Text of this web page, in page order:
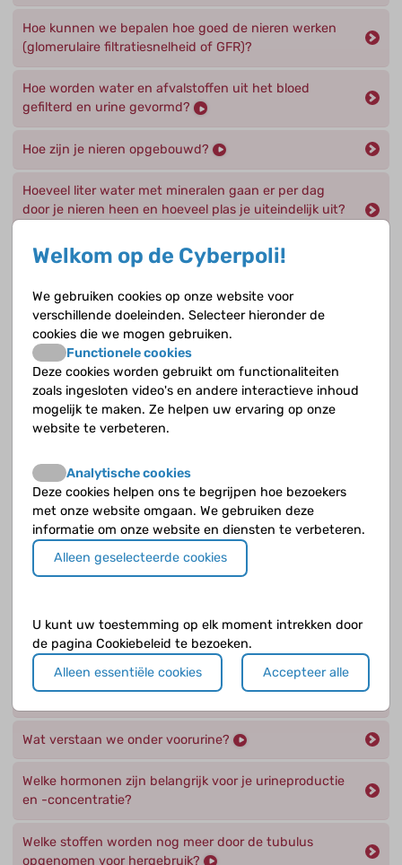
Hoe kunnen we bepalen hoe goed de nieren werken
(glomerulaire filtratiesnelheid of GFR)?
Hoe worden water en afvalstoffen uit het bloed
gefilterd en urine gevormd?
Hoe zijn je nieren opgebouwd?
Hoeveel liter water met mineralen gaan er per dag
door je nieren heen en hoeveel plas je uiteindelijk uit?
Uit welke delen bestaat de tubulus?
Wat doen de nefronen, de werkeenheden van je
nieren, precies?
Wat doen de nieren precies?
Wat gebeurt er met de voorurine in de lis van Henle ?
gedeelte en de verzamelbuis (c)?
Wat gebeurt er met de voorurine in het proximale
gedeelte van de tubulus ?
Wat gebeurt er precies in de glomerulus
Wat is de functie van de tubulus?
Wat is de invloed van je nieren op je hersenen en
Wat verstaan we onder voorurine?
Welke hormonen zijn belangrijk voor je urineproductie
en -concentratie?
Welke stoffen worden nog meer door de tubulus
opgenomen voor hergebruik?
Welkom op de Cyberpoli!
We gebruiken cookies op onze website voor
verschillende doeleinden. Selecteer hieronder de
cookies die we mogen gebruiken.
Functionele cookies
Deze cookies worden gebruikt om functionaliteiten
zoals ingesloten video's en andere interactieve inhoud
mogelijk te maken. Ze helpen uw ervaring op onze
website te verbeteren.
Analytische cookies
Deze cookies helpen ons te begrijpen hoe bezoekers
met onze website omgaan. We gebruiken deze
informatie om onze website en diensten te verbeteren.
Alleen geselecteerde cookies
U kunt uw toestemming op elk moment intrekken door
de pagina Cookiebeleid te bezoeken.
Alleen essentiële cookies
Accepteer alle